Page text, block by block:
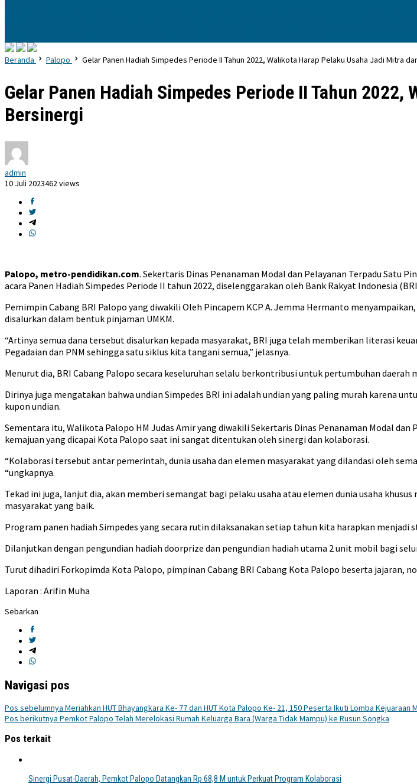
Beranda Palopo Gelar Panen Hadiah Simpedes Periode II Tahun 2022, Walikota Harap Pelaku Usaha Jadi Mitra
Gelar Panen Hadiah Simpedes Periode II Tahun
Bersinergi
admin
10 Juli 2023462 views
Palopo, metro-pendidikan.com. Sekertaris Dinas Penanaman Modal dan Pelayanan Terpadu Satu
acara Panen Hadiah Simpedes Periode II tahun 2022, diselenggarakan oleh Bank Rakyat Indonesia
Pemimpin Cabang BRI Palopo yang diwakili Oleh Pincapem KCP A. Jemma Hermanto
disalurkan dalam bentuk pinjaman UMKM.
“Artinya semua dana tersebut disalurkan kepada masyarakat, BRI juga telah memberikan literasi
Pegadaian dan PNM sehingga satu siklus kita tangani semua,” jelasnya.
Menurut dia, BRI Cabang Palopo secara keseluruhan selalu berkontribusi untuk pertumbuhan
Dirinya juga mengatakan bahwa undian Simpedes BRI ini adalah undian yang paling murah karena
kupon undian.
Sementara itu, Walikota Palopo HM Judas Amir yang diwakili Sekertaris Dinas Penanaman Modal
kemajuan yang dicapai Kota Palopo saat ini sangat ditentukan oleh sinergi dan kolaborasi.
“Kolaborasi tersebut antar pemerintah, dunia usaha dan elemen masyarakat yang dilandasi oleh
“ungkapnya.
Tekad ini juga, lanjut dia, akan memberi semangat bagi pelaku usaha atau elemen dunia usaha
masyarakat yang baik.
Program panen hadiah Simpedes yang secara rutin dilaksanakan setiap tahun kita harapkan
Dilanjutkan dengan pengundian hadiah doorprize dan pengundian hadiah utama 2 unit mobil bagi
Turut dihadiri Forkopimda Kota Palopo, pimpinan Cabang BRI Cabang Kota Palopo beserta jajaran,
Laporan : Arifin Muha
Sebarkan
Navigasi pos
Pos sebelumnya Meriahkan HUT Bhayangkara Ke- 77 dan HUT Kota Palopo Ke- 21, 150 Peserta Ikuti Lomba Kejuaraan
Pos berikutnya Pemkot Palopo Telah Merelokasi Rumah Keluarga Bara (Warga Tidak Mampu) ke Rusun Songka
Pos terkait
Sinergi Pusat-Daerah, Pemkot Palopo Datangkan Rp 68,8 M untuk Perkuat Program Kolaborasi